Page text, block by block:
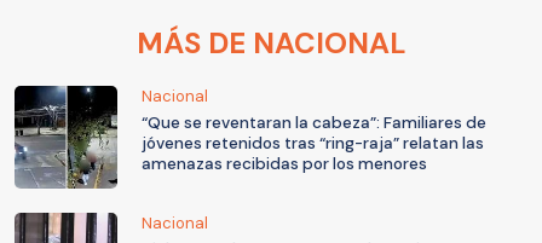
MÁS DE NACIONAL
Nacional
“Que se reventaran la cabeza”: Familiares de
jóvenes retenidos tras “ring-raja” relatan las
amenazas recibidas por los menores
Nacional